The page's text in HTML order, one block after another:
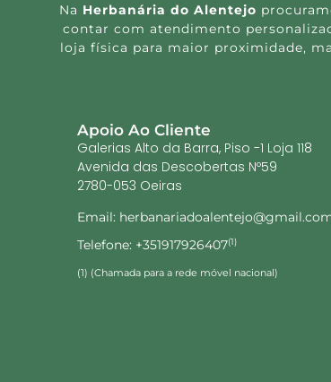
Na Herbanária do Alentejo
contar com atendimento
loja física para maior proximidade,
Apoio Ao Cliente
Galerias Alto da Barra, Piso -1 Loja 118
Avenida das Descobertas Nº59
2780-053 Oeiras
Email:
Telefone: +351917926407(1)
(1) (Chamada para a rede móvel nacional)